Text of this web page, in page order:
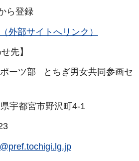
ら登録
外部サイトへリンク）
先】
ーツ部 とちぎ男女共同参画セ
宇都宮市野沢町4-1